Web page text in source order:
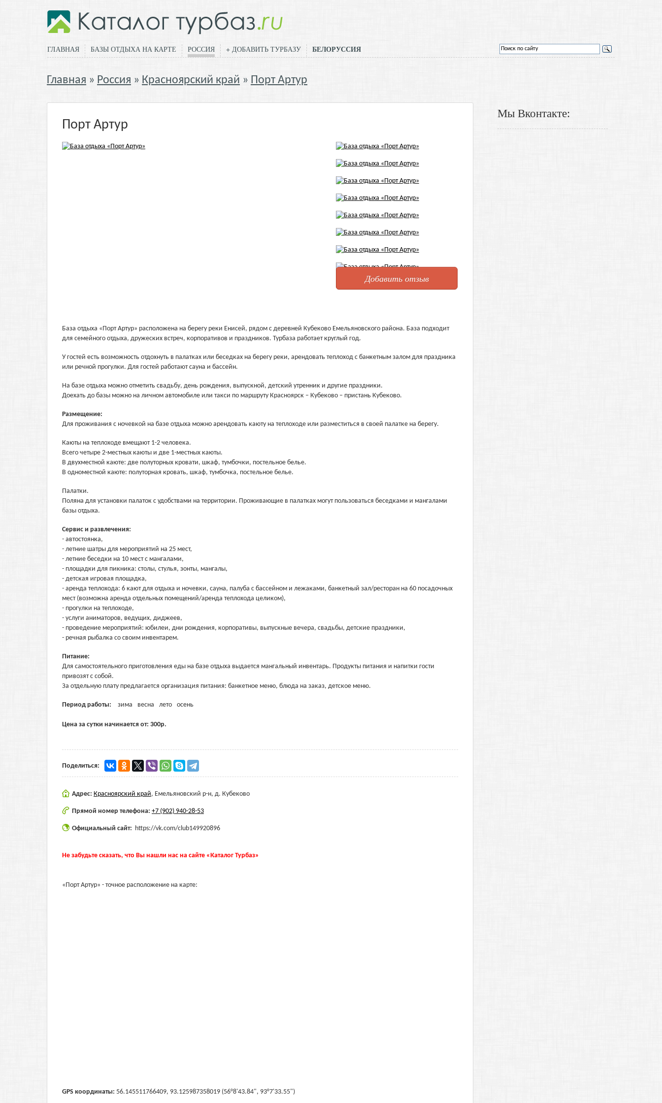
ГЛАВНАЯ БАЗЫ ОТДЫХА НА КАРТЕ РОССИЯ + ДОБАВИТЬ ТУРБАЗУ БЕЛОРУССИЯ
Главная Россия Красноярский край Порт Артур
Порт Артур
Добавить отзыв
База отдыха «Порт Артур» расположена на берегу реки Енисей, рядом с деревней Кубеково Емельяновского района. База подходит
для семейного отдыха, дружеских встреч, корпоративов и праздников. Турбаза работает круглый год.
У гостей есть возможность отдохнуть в палатках или беседках на берегу реки, арендовать теплоход с банкетным залом для праздника
или речной прогулки. Для гостей работают сауна и бассейн.
На базе отдыха можно отметить свадьбу, день рождения, выпускной, детский утренник и другие праздники.
Доехать до базы можно на личном автомобиле или такси по маршруту Красноярск – Кубеково – пристань Кубеково.
Размещение:
Для проживания с ночевкой на базе отдыха можно арендовать каюту на теплоходе или разместиться в своей палатке на берегу.
Каюты на теплоходе вмещают 1-2 человека.
Всего четыре 2-местных каюты и две 1-местных каюты.
В двухместной каюте: две полуторных кровати, шкаф, тумбочки, постельное белье.
В одноместной каюте: полуторная кровать, шкаф, тумбочка, постельное белье.
Палатки.
Поляна для установки палаток с удобствами на территории. Проживающие в палатках могут пользоваться беседками и мангалами
базы отдыха.
Сервис и развлечения:
- автостоянка,
- летние шатры для мероприятий на 25 мест,
- летние беседки на 10 мест с мангалами,
- площадки для пикника: столы, стулья, зонты, мангалы,
- детская игровая площадка,
- аренда теплохода: 6 кают для отдыха и ночевки, сауна, палуба с бассейном и лежаками, банкетный зал/ресторан на 60 посадочных
мест (возможна аренда отдельных помещений/аренда теплохода целиком),
- прогулки на теплоходе,
- услуги аниматоров, ведущих, диджеев,
- проведение мероприятий: юбилеи, дни рождения, корпоративы, выпускные вечера, свадьбы, детские праздники,
- речная рыбалка со своим инвентарем.
Питание:
Для самостоятельного приготовления еды на базе отдыха выдается мангальный инвентарь. Продукты питания и напитки гости
привозят с собой.
За отдельную плату предлагается организация питания: банкетное меню, блюда на заказ, детское меню.
Период работы: зима весна лето осень
Цена за сутки начинается от: 300р.
Поделиться:
Адрес: Красноярский край, Емельяновский р-н, д. Кубеково
Прямой номер телефона: +7 (902) 940-28-53
Официальный сайт: https://vk.com/club149920896
Не забудьте сказать, что Вы нашли нас на сайте «Каталог Турбаз»
«Порт Артур» - точное расположение на карте:
GPS координаты: 56.145511766409, 93.125987358019 (56°8'43.84", 93°7'33.55")
Мы Вконтакте: